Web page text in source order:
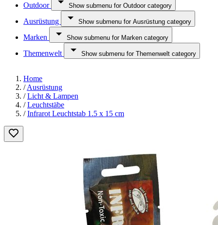
Outdoor Show submenu for Outdoor category
Ausrüstung Show submenu for Ausrüstung category
Marken Show submenu for Marken category
Themenwelt Show submenu for Themenwelt category
Home
/ Ausrüstung
/ Licht & Lampen
/ Leuchtstäbe
/ Infrarot Leuchtstab 1.5 x 15 cm